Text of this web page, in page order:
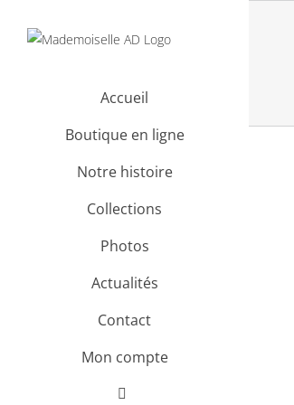
Accueil
Boutique en ligne
Notre histoire
Collections
Photos
Actualités
Contact
Mon compte